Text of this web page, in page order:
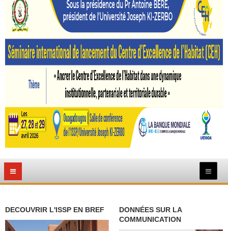
DECOUVRIR L'ISSP EN BREF
DONNÉES SUR LA
COMMUNICATION